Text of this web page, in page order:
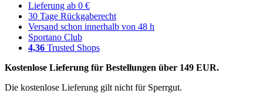
Lieferung ab 0 €
30 Tage Rückgaberecht
Versand schon innerhalb von 48 h
Sportano Club
4,36 Trusted Shops
Kostenlose Lieferung für Bestellungen über 149 EUR.
Die kostenlose Lieferung gilt nicht für Sperrgut.